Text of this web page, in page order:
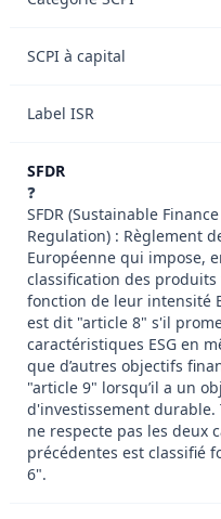
SCPI à capital
Label ISR
SFDR
❓
SFDR (Sustainable
Regulation) : Règlement
Européenne qui impose,
classification des
fonction de leur intensité
est dit "article 8" s'il
caractéristiques ESG en
que d’autres objectifs
"article 9" lorsqu’il a un
d'investissement durable.
ne respecte pas les deux
précédentes est classifié
6".